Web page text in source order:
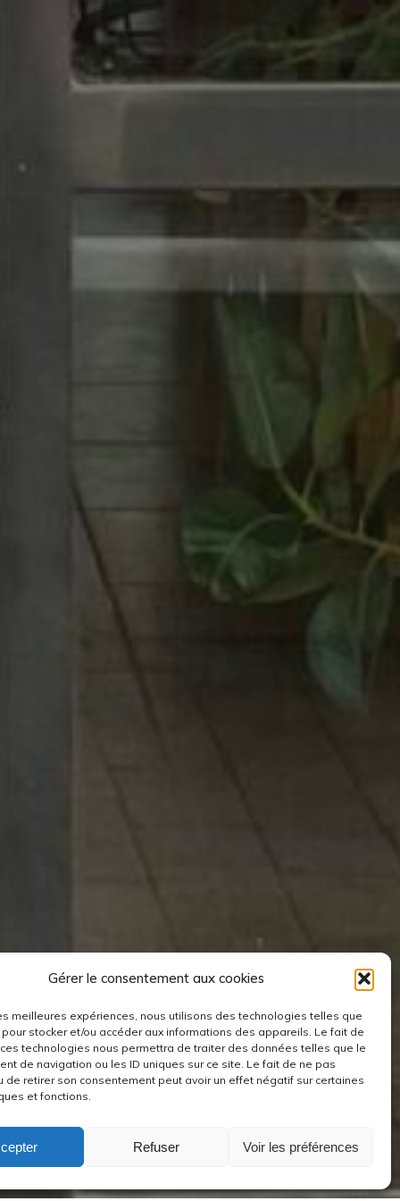
Gérer le consentement aux cookies
meilleures expériences, nous utilisons des technologies telles que
stocker et/ou accéder aux informations des appareils. Le fait de
technologies nous permettra de traiter des données telles que le
de navigation ou les ID uniques sur ce site. Le fait de ne pas
de retirer son consentement peut avoir un effet négatif sur certaines
et fonctions.
Refuser Voir les préférences